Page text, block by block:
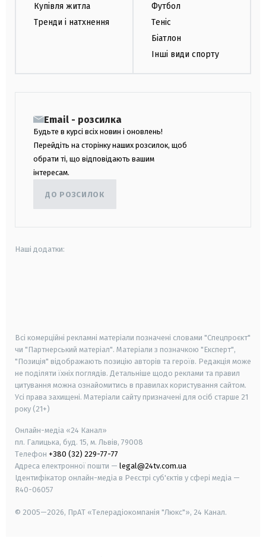
Купівля житла
Тренди і натхнення
Футбол
Теніс
Біатлон
Інші види спорту
Email - розсилка
Будьте в курсі всіх новин і оновлень!
Перейдіть на сторінку наших розсилок, щоб
обрати ті, що відповідають вашим
інтересам.
ДО РОЗСИЛОК
Наші додатки:
Всі комерційні рекламні матеріали позначені словами "Спецпроєкт"
чи "Партнерський матеріал". Матеріали з позначкою "Експерт",
"Позиція" відображають позицію авторів та героїв. Редакція може
не поділяти їхніх поглядів. Детальніше щодо реклами та правил
цитування можна ознайомитись в правилах користування сайтом.
Усі права захищені. Матеріали сайту призначені для осіб старше 21
року (21+)
Онлайн-медіа «24 Канал»
пл. Галицька, буд. 15, м. Львів, 79008
Телефон +380 (32) 229-77-77
Адреса електронної пошти — legal@24tv.com.ua
Ідентифікатор онлайн-медіа в Реєстрі суб'єктів у сфері медіа —
R40-06057
© 2005—2026, ПрАТ «Телерадіокомпанія "Люкс"», 24 Канал.